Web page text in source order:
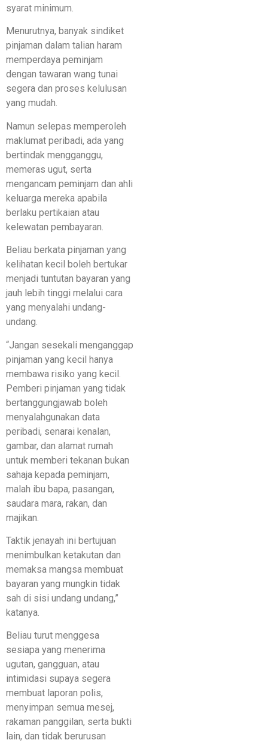
syarat minimum.
Menurutnya, banyak sindiket
pinjaman dalam talian haram
memperdaya peminjam
dengan tawaran wang tunai
segera dan proses kelulusan
yang mudah.
Namun selepas memperoleh
maklumat peribadi, ada yang
bertindak mengganggu,
memeras ugut, serta
mengancam peminjam dan ahli
keluarga mereka apabila
berlaku pertikaian atau
kelewatan pembayaran.
Beliau berkata pinjaman yang
kelihatan kecil boleh bertukar
menjadi tuntutan bayaran yang
jauh lebih tinggi melalui cara
yang menyalahi undang-
undang.
“Jangan sesekali menganggap
pinjaman yang kecil hanya
membawa risiko yang kecil.
Pemberi pinjaman yang tidak
bertanggungjawab boleh
menyalahgunakan data
peribadi, senarai kenalan,
gambar, dan alamat rumah
untuk memberi tekanan bukan
sahaja kepada peminjam,
malah ibu bapa, pasangan,
saudara mara, rakan, dan
majikan.
Taktik jenayah ini bertujuan
menimbulkan ketakutan dan
memaksa mangsa membuat
bayaran yang mungkin tidak
sah di sisi undang undang,”
katanya.
Beliau turut menggesa
sesiapa yang menerima
ugutan, gangguan, atau
intimidasi supaya segera
membuat laporan polis,
menyimpan semua mesej,
rakaman panggilan, serta bukti
lain, dan tidak berurusan